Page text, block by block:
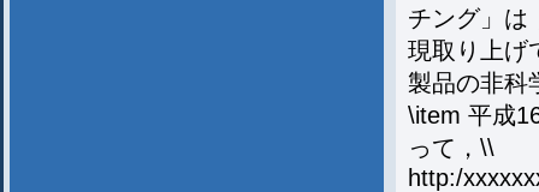
チング」は
現取り上げ
製品の非科
\item 平成
って，\\
http:/